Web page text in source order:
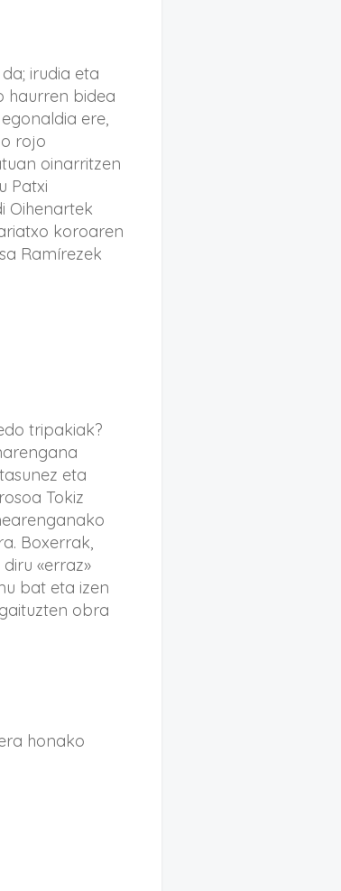
irudia eta
haurren bidea
ere,
rojo
oinarritzen
Patxi
Oihenartek
koroaren
Ramírezek
tripakiak?
eta
Tokiz
Boxerrak,
«erraz»
bat eta izen
obra
honako